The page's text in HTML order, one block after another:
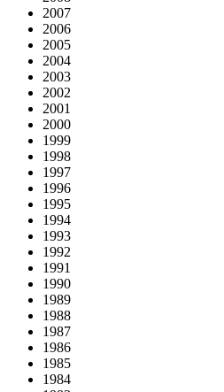
2007
2006
2005
2004
2003
2002
2001
2000
1999
1998
1997
1996
1995
1994
1993
1992
1991
1990
1989
1988
1987
1986
1985
1984